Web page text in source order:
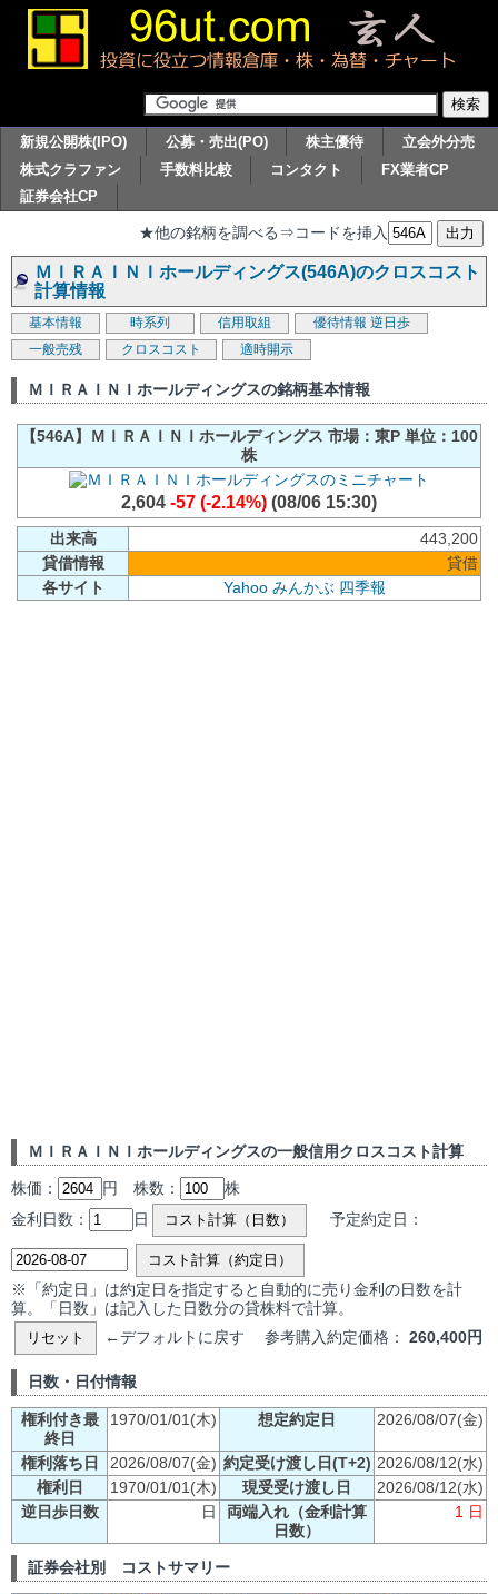
新規公開株(IPO) 公募・売出(PO) 株主優待
立会外分売
株式クラファン
手数料比較 コンタクト
FX業者CP
証券会社CP
★他の銘柄を調べる⇒コードを挿入
ＭＩＲＡＩＮＩホールディングス(546A)のクロスコスト
計算情報
基本情報 時系列 信用取組 優待情報 逆日歩
一般売残
クロスコスト 適時開示
ＭＩＲＡＩＮＩホールディングスの銘柄基本情報
【546A】ＭＩＲＡＩＮＩホールディングス 市場：東P 単位：100
株
2,604 -57 (-2.14%) (08/06 15:30)
出来高
443,200
貸借情報
貸借
各サイト
Yahoo みんかぶ 四季報
ＭＩＲＡＩＮＩホールディングスの一般信用クロスコスト計算
株価： 円 株数：
株
金利日数：
日 コスト計算（日数） 予定約定日：
コスト計算（約定日）
※「約定日」は約定日を指定すると自動的に売り金利の日数を計
算。「日数」は記入した日数分の貸株料で計算。
リセット ←デフォルトに戻す 参考購入約定価格： 260,400円
日数・日付情報
権利付き最
終日
1970/01/01(木) 想定約定日 2026/08/07(金)
権利落ち日 2026/08/07(金) 約定受け渡し日(T+2) 2026/08/12(水)
権利日
1970/01/01(木) 現受受け渡し日
2026/08/12(水)
逆日歩日数
日
両端入れ（金利計算
日数）
1 日
証券会社別 コストサマリー